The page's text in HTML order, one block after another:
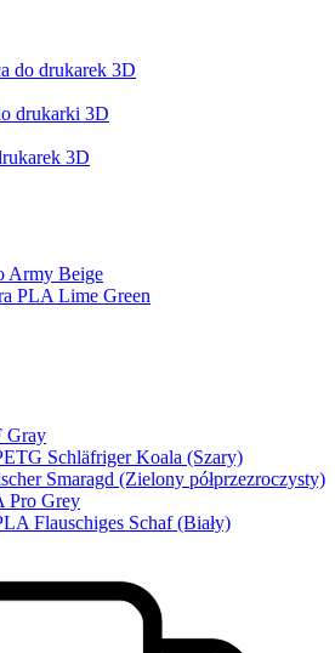
do drukarek 3D
drukarki 3D
3D
Army Beige
PLA Lime Green
Gray
Schläfriger Koala (Szary)
Smaragd (Zielony półprzezroczysty)
Pro Grey
Flauschiges Schaf (Biały)